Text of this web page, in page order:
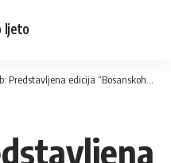
ljeto
edicija “Bosanskohercegovačka prezimena”